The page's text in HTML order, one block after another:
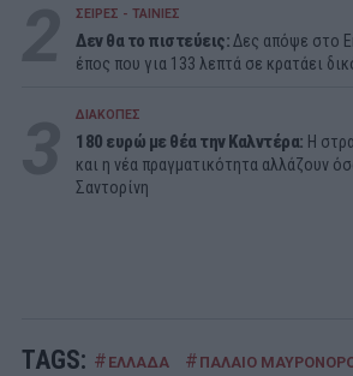
ΣΕΙΡΕΣ - ΤΑΙΝΙΕΣ
Δεν θα το πιστεύεις:Δες απόψε στο
έπος που για 133 λεπτά σε κρατάει
ΔΙΑΚΟΠΕΣ
180 ευρώ με θέα την Καλντέρα: Η
και η νέα πραγματικότητα αλλάζουν
Σαντορίνη
TAGS: # ΕΛΛΑΔΑ # ΠΑΛΑΙΟ